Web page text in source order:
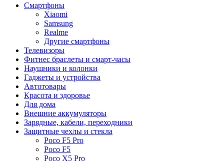
Смартфоны
Xiaomi
Samsung
Realme
Другие смартфоны
Телевизоры
Фитнес браслеты и смарт-часы
Наушники и колонки
Гаджеты и устройства
Автотовары
Красота и здоровье
Для дома
Внешние аккумуляторы
Зарядные, кабели, переходники
Защитные чехлы и стекла
Poco F5 Pro
Poco F5
Poco X5 Pro